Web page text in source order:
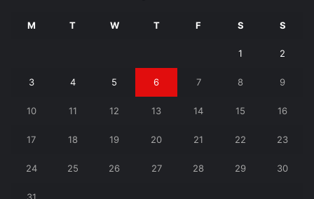
M T W T F S S
1 2
3 4 5 6 7 8 9
10 11 12 13 14 15 16
17 18 19 20 21 22 23
24 25 26 27 28 29 30